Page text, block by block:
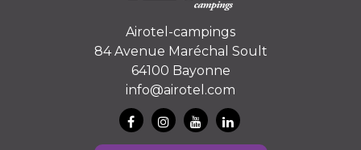
Airotel-campings
84 Avenue Maréchal Soult
64100 Bayonne
info@airotel.com